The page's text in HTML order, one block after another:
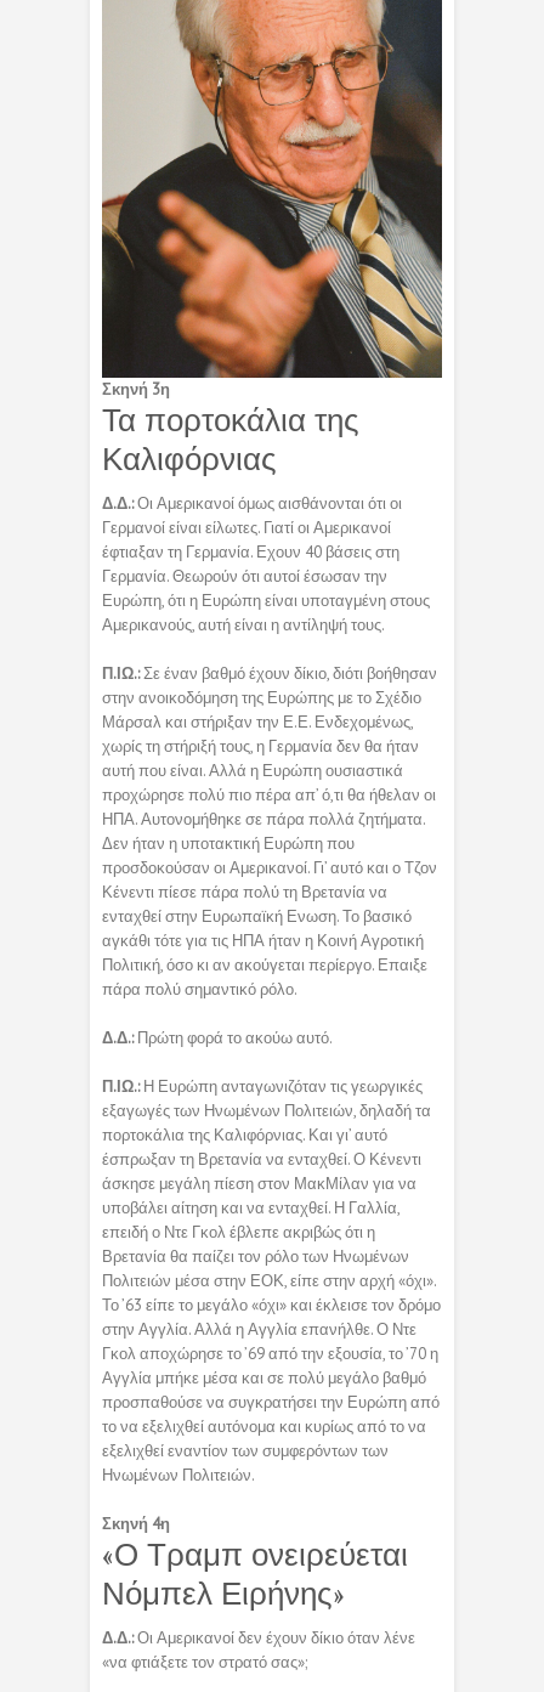
Σκηνή 3η
Τα πορτοκάλια της
Καλιφόρνιας
Δ.Δ.:Οι Αμερικανοί όμως αισθάνονται ότι οι
Γερμανοί είναι είλωτες. Γιατί οι Αμερικανοί
έφτιαξαν τη Γερμανία. Εχουν 40 βάσεις στη
Γερμανία. Θεωρούν ότι αυτοί έσωσαν την
Ευρώπη, ότι η Ευρώπη είναι υποταγμένη στους
Αμερικανούς, αυτή είναι η αντίληψή τους.
Π.ΙΩ.:Σε έναν βαθμό έχουν δίκιο, διότι βοήθησαν
στην ανοικοδόμηση της Ευρώπης με το Σχέδιο
Μάρσαλ και στήριξαν την Ε.Ε. Ενδεχομένως,
χωρίς τη στήριξή τους, η Γερμανία δεν θα ήταν
αυτή που είναι. Αλλά η Ευρώπη ουσιαστικά
προχώρησε πολύ πιο πέρα απ’ ό,τι θα ήθελαν οι
ΗΠΑ. Αυτονομήθηκε σε πάρα πολλά ζητήματα.
Δεν ήταν η υποτακτική Ευρώπη που
προσδοκούσαν οι Αμερικανοί. Γι’ αυτό και ο Τζον
Κένεντι πίεσε πάρα πολύ τη Βρετανία να
ενταχθεί στην Ευρωπαϊκή Ενωση. Το βασικό
αγκάθι τότε για τις ΗΠΑ ήταν η Κοινή Αγροτική
Πολιτική, όσο κι αν ακούγεται περίεργο. Επαιξε
πάρα πολύ σημαντικό ρόλο.
Δ.Δ.:Πρώτη φορά το ακούω αυτό.
Π.ΙΩ.:Η Ευρώπη ανταγωνιζόταν τις γεωργικές
εξαγωγές των Ηνωμένων Πολιτειών, δηλαδή τα
πορτοκάλια της Καλιφόρνιας. Και γι’ αυτό
έσπρωξαν τη Βρετανία να ενταχθεί. Ο Κένεντι
άσκησε μεγάλη πίεση στον ΜακΜίλαν για να
υποβάλει αίτηση και να ενταχθεί. Η Γαλλία,
επειδή ο Ντε Γκολ έβλεπε ακριβώς ότι η
Βρετανία θα παίζει τον ρόλο των Ηνωμένων
Πολιτειών μέσα στην ΕΟΚ, είπε στην αρχή «όχι».
Το ’63 είπε το μεγάλο «όχι» και έκλεισε τον δρόμο
στην Αγγλία. Αλλά η Αγγλία επανήλθε. Ο Ντε
Γκολ αποχώρησε το ’69 από την εξουσία, το ’70 η
Αγγλία μπήκε μέσα και σε πολύ μεγάλο βαθμό
προσπαθούσε να συγκρατήσει την Ευρώπη από
το να εξελιχθεί αυτόνομα και κυρίως από το να
εξελιχθεί εναντίον των συμφερόντων των
Ηνωμένων Πολιτειών.
Σκηνή 4η
«Ο Τραμπ ονειρεύεται
Νόμπελ Ειρήνης»
Δ.Δ.:Οι Αμερικανοί δεν έχουν δίκιο όταν λένε
«να φτιάξετε τον στρατό σας»;